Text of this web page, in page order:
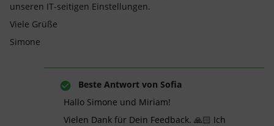
unseren IT-seitigen Einstellungen.
Viele Grüße
Simone
Beste Antwort von Sofia
Hallo Simone und Miriam!
Vielen Dank für Dein Feedback. 🙏🏻 Ich